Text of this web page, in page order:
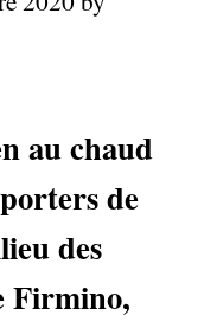
au chaud
de
des
Firmino,